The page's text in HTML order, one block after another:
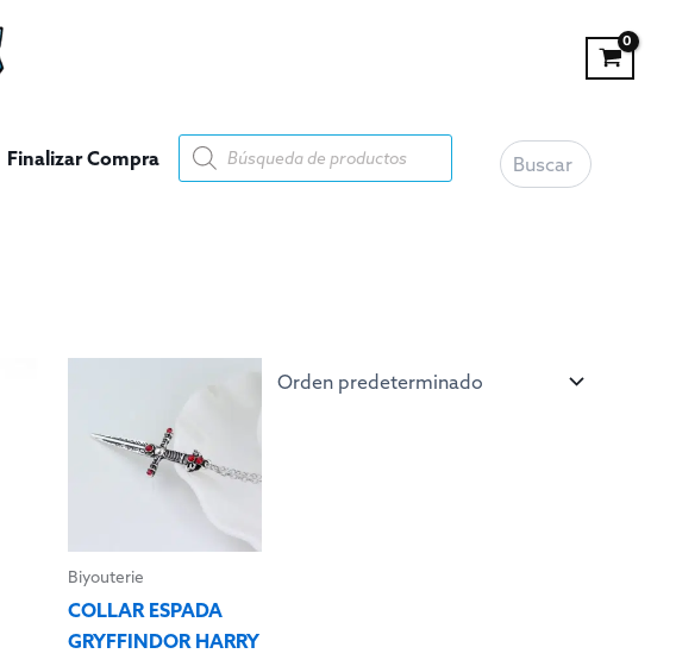
Finalizar Compra
Búsqueda
de
Biyouterie
COLLAR ESPADA
GRYFFINDOR HARRY